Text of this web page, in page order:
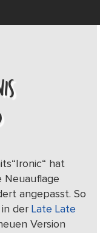
hat
Neuauflage
angepasst. So
der Late Late
Version